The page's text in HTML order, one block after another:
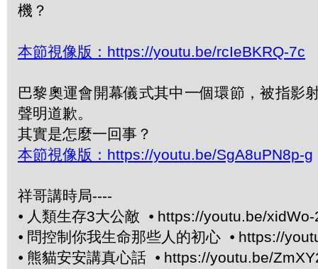
機？
本節視像版：https://youtu.be/rcIeBKRQ-7c
巴黎奧運會開幕儀式其中一個環節，被指影
聲明道歉。
其實是怎麼一回事？
本節視像版：https://youtu.be/SgA8uPN8p-g
祥哥講時局----
⦁ 人類生存3大公敵 ⦁ https://youtu.be/xidWo-
⦁ 問控制你我生命那些人的初心 ⦁ https://
⦁ 熊貓安安講真心話 ⦁ https://youtu.be/